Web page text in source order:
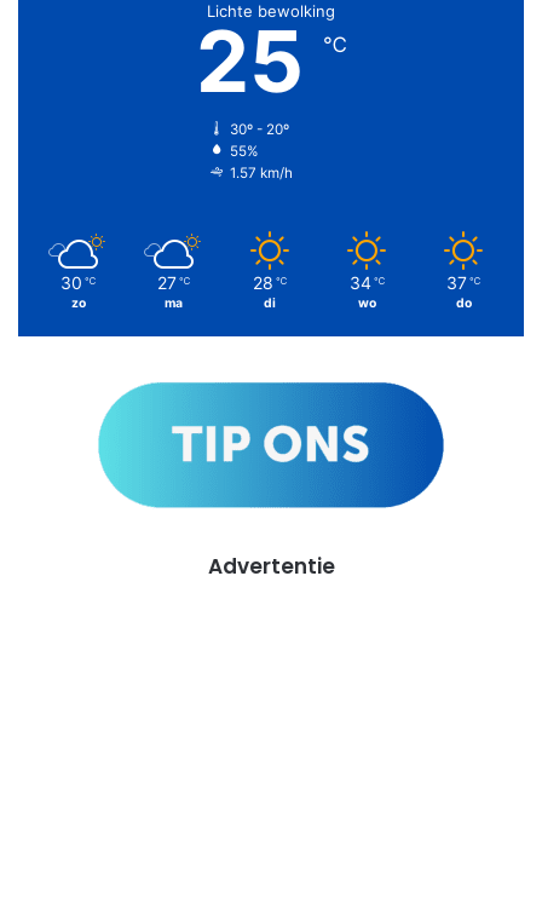
Lichte bewolking
25 ℃
30º - 20º
55%
1.57 km/h
30 ℃
zo
27 ℃
ma
28 ℃
di
34 ℃
wo
37 ℃
do
Advertentie